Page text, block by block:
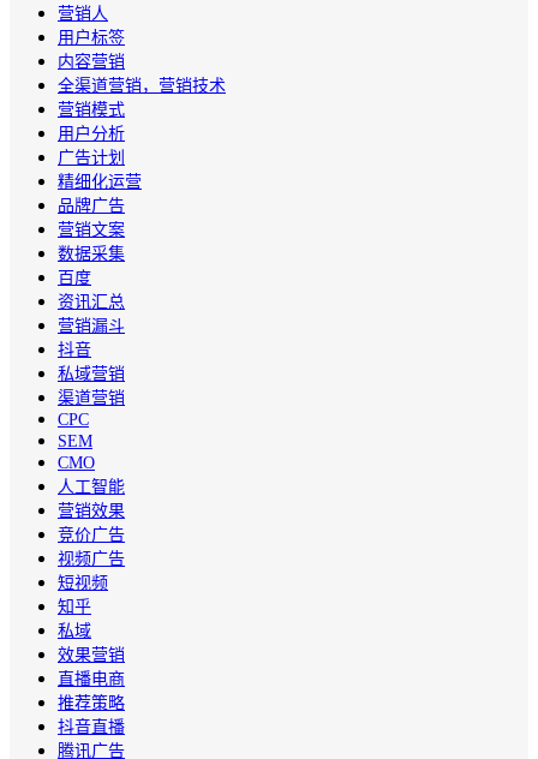
营销人
用户标签
内容营销
全渠道营销，营销技术
营销模式
用户分析
广告计划
精细化运营
品牌广告
营销文案
数据采集
百度
资讯汇总
营销漏斗
抖音
私域营销
渠道营销
CPC
SEM
CMO
人工智能
营销效果
竞价广告
视频广告
短视频
知乎
私域
效果营销
直播电商
推荐策略
抖音直播
腾讯广告